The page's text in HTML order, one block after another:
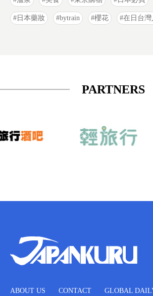
日本藥妝 bytrain 櫻花 在日台灣
PARTNERS
ABOUT US CONTACT GLOBAL